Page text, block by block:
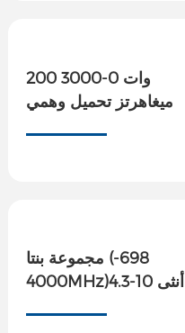
200 وات 0-3000
ميغاهرتز تحميل وهمي
مجموعة بنتا (698-
4000MHz)4.3-10 أنثى